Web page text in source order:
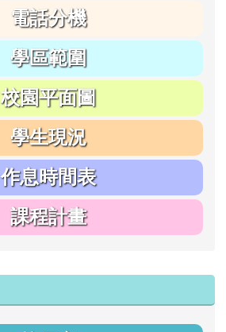
電話分機
學區範圍
校園平面圖
學生現況
作息時間表
課程計畫